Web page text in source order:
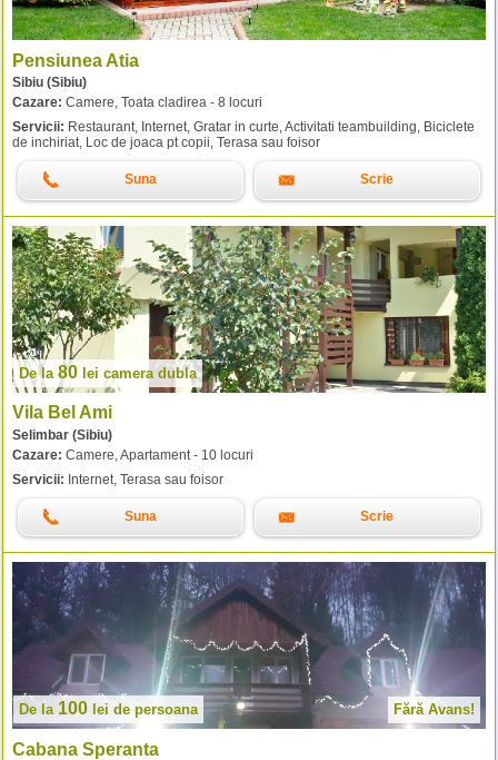
Pensiunea Atia
Sibiu (Sibiu)
Cazare: Camere, Toata cladirea - 8 locuri
Servicii: Restaurant, Internet, Gratar in curte, Activitati teambuilding, Biciclete
de inchiriat, Loc de joaca pt copii, Terasa sau foisor
Suna Scrie
De la 80 lei camera dubla
Vila Bel Ami
Selimbar (Sibiu)
Cazare: Camere, Apartament - 10 locuri
Servicii: Internet, Terasa sau foisor
Suna Scrie
De la 100 lei de persoana Fără Avans!
Cabana Speranta